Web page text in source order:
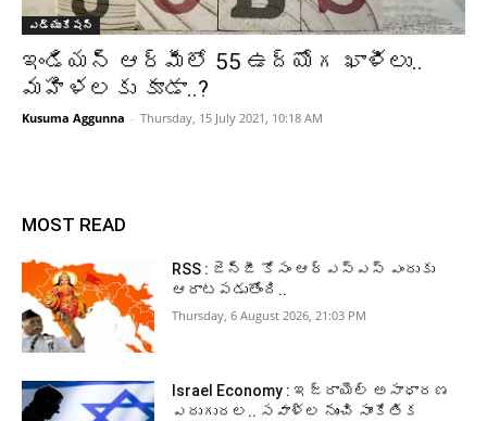
ఎడ్యుకేషన్
ఇండియన్‌ ఆర్మీలో 55 ఉద్యోగ ఖాళీలు..
మహిళలకు కూడా..?
Kusuma Aggunna - Thursday, 15 July 2021, 10:18 AM
MOST READ
RSS : జెన్‌జీ కోసం ఆర్‌ఎస్‌ఎస్‌ ఎందుకు
ఆరాటపడుతోంది..
Thursday, 6 August 2026, 21:03 PM
Israel Economy : ఇజ్రాయెల్‌ అసాధారణ
ఎదుగుదల.. సవాళ్ల నుంచి సాంకేతిక